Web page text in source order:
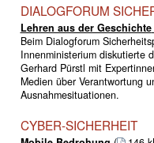
DIALOGFORUM
Lehren aus der Geschichte
Beim Dialogforum
Innenministerium diskutierte
Gerhard Pürstl mit
Medien über Verantwortung
Ausnahmesituationen.
CYBER-SICHERHEIT